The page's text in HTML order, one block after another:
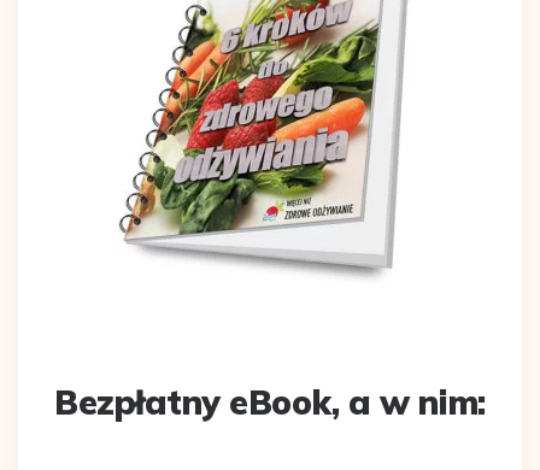
Bezpłatny eBook, a w nim: